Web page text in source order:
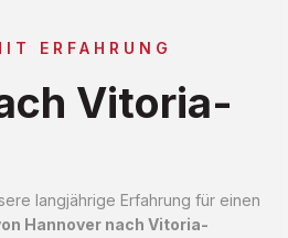
ERFAHRUNG
Vitoria-
langjährige Erfahrung für einen
Hannover nach Vitoria-